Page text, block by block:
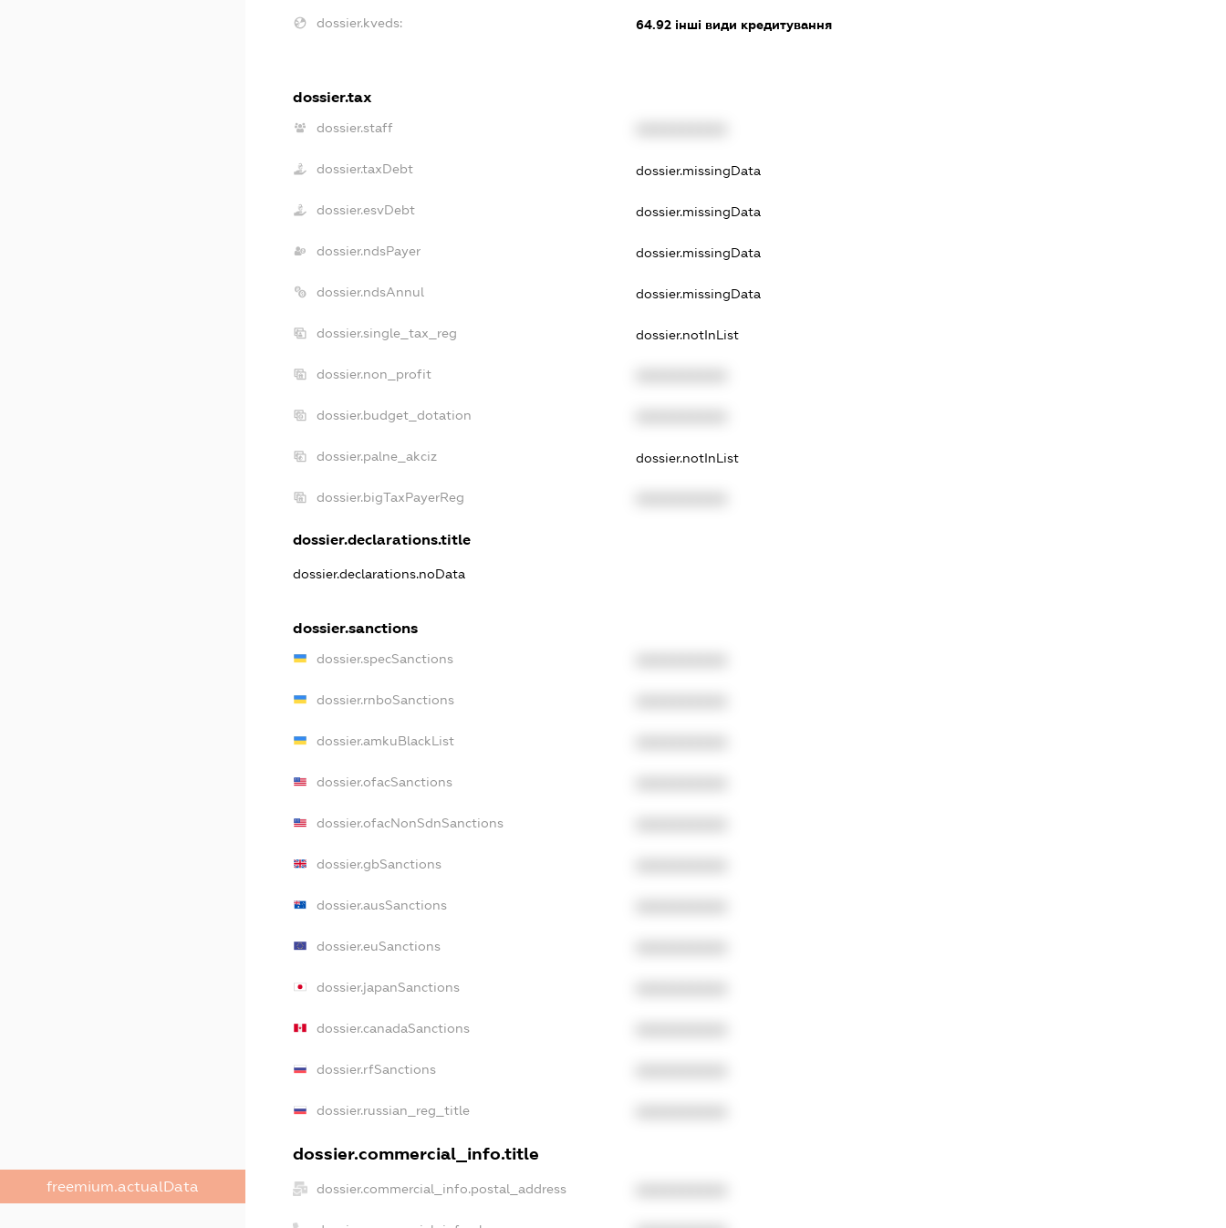
freemium.actualData
dossier.kveds: 64.92 інші види кредитування
dossier.tax
dossier.staff
dossier.taxDebt dossier.missingData
dossier.esvDebt dossier.missingData
dossier.ndsPayer dossier.missingData
dossier.ndsAnnul dossier.missingData
dossier.single_tax_reg dossier.notInList
dossier.non_profit
dossier.budget_dotation
dossier.palne_akciz dossier.notInList
dossier.bigTaxPayerReg
dossier.declarations.title
dossier.declarations.noData
dossier.sanctions
dossier.specSanctions
dossier.rnboSanctions
dossier.amkuBlackList
dossier.ofacSanctions
dossier.ofacNonSdnSanctions
dossier.gbSanctions
dossier.ausSanctions
dossier.euSanctions
dossier.japanSanctions
dossier.canadaSanctions
dossier.rfSanctions
dossier.russian_reg_title
dossier.commercial_info.title
dossier.commercial_info.postal_address